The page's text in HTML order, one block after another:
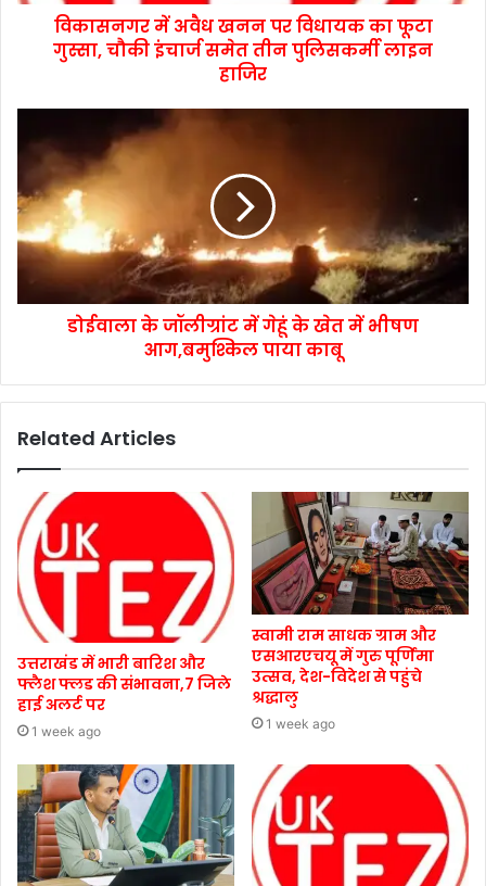
विकासनगर में अवैध खनन पर विधायक का फूटा
गुस्सा, चौकी इंचार्ज समेत तीन पुलिसकर्मी लाइन
हाजिर
डोईवाला के जॉलीग्रांट में गेहूं के खेत में भीषण
आग,बमुश्किल पाया काबू
Related Articles
उत्तराखंड में भारी बारिश और
फ्लैश फ्लड की संभावना,7 जिले
हाई अलर्ट पर
1 week ago
स्वामी राम साधक ग्राम और
एसआरएचयू में गुरु पूर्णिमा
उत्सव, देश-विदेश से पहुंचे
श्रद्धालु
1 week ago